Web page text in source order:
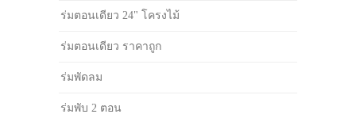
ร่มตอนเดียว 24" โครงไม้
ร่มตอนเดียว ราคาถูก
ร่มพัดลม
ร่มพับ 2 ตอน